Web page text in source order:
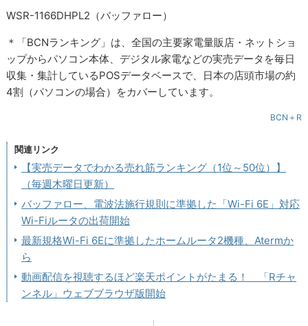
WSR-1166DHPL2（バッファロー）
＊「BCNランキング」は、全国の主要家電量販店・ネットショ
ップからパソコン本体、デジタル家電などの実売データを毎日
収集・集計しているPOSデータベースで、日本の店頭市場の約
4割（パソコンの場合）をカバーしています。
BCN＋R
関連リンク
【実売データでわかる売れ筋ランキング（1位～50位）】
（毎週木曜日更新）
バッファロー、電波法施行規則に準拠した「Wi-Fi 6E」対応
Wi-Fiルータの出荷開始
最新規格Wi-Fi 6Eに準拠したホームルータ2機種、Atermか
ら
動画配信を視聴するほど楽天ポイントがたまる！ 「Rチャ
ンネル」ウェブブラウザ版開始